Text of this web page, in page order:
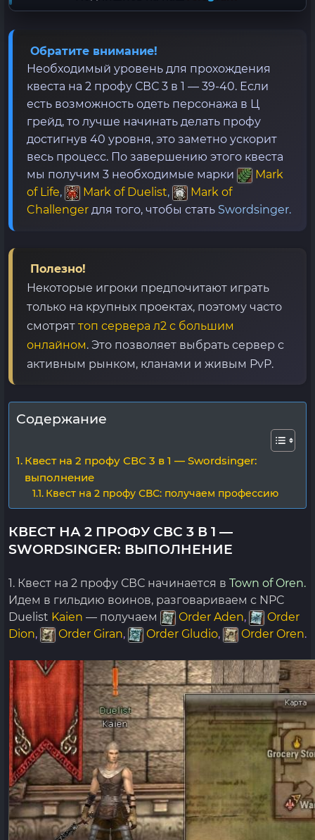
Обратите внимание!
Необходимый уровень для прохождения
квеста на 2 профу СВС 3 в 1 — 39-40. Если
есть возможность одеть персонажа в Ц
грейд, то лучше начинать делать профу
достигнув 40 уровня, это заметно ускорит
весь процесс. По завершению этого квеста
мы получим 3 необходимые марки
Mark
of Life, Mark of Duelist,
Mark of
Challenger для того, чтобы стать Swordsinger.
Полезно!
Некоторые игроки предпочитают играть
только на крупных проектах, поэтому часто
смотрят топ сервера л2 с большим
онлайном. Это позволяет выбрать сервер с
активным рынком, кланами и живым PvP.
Содержание
Квест на 2 профу СВС 3 в 1 — Swordsinger:
выполнение
Квест на 2 профу СВС: получаем профессию
КВЕСТ НА 2 ПРОФУ СВС 3 В 1 —
SWORDSINGER: ВЫПОЛНЕНИЕ
1. Квест на 2 профу СВС начинается в Town of Oren.
Идем в гильдию воинов, разговариваем с NPC
Duelist Kaien — получаем Order Aden,
Order
Dion, Order Giran, Order Gludio, Order Oren.